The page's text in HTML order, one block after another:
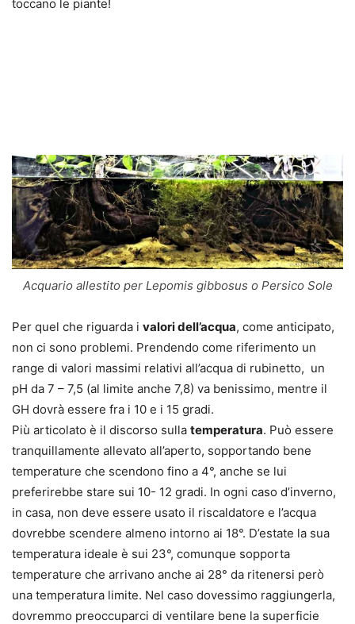
toccano le piante!
Acquario allestito per Lepomis gibbosus o Persico Sole
Per quel che riguarda i valori dell’acqua, come anticipato,
non ci sono problemi. Prendendo come riferimento un
range di valori massimi relativi all’acqua di rubinetto, un
pH da 7 – 7,5 (al limite anche 7,8) va benissimo, mentre il
GH dovrà essere fra i 10 e i 15 gradi.
Più articolato è il discorso sulla temperatura. Può essere
tranquillamente allevato all’aperto, sopportando bene
temperature che scendono fino a 4°, anche se lui
preferirebbe stare sui 10- 12 gradi. In ogni caso d’inverno,
in casa, non deve essere usato il riscaldatore e l’acqua
dovrebbe scendere almeno intorno ai 18°. D’estate la sua
temperatura ideale è sui 23°, comunque sopporta
temperature che arrivano anche ai 28° da ritenersi però
una temperatura limite. Nel caso dovessimo raggiungerla,
dovremmo preoccuparci di ventilare bene la superficie